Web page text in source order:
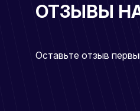
ОТЗЫВЫ
Оставьте отзыв